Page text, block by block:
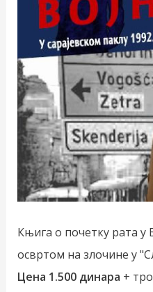
Књига о почетку рата у
освртом на злочине у
Цена 1.500 динара +